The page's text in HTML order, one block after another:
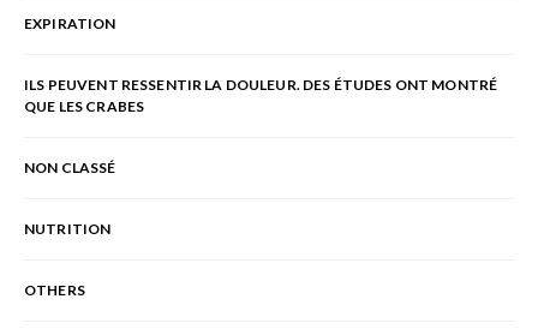
EXPIRATION
ILS PEUVENT RESSENTIR LA DOULEUR. DES ÉTUDES ONT MONTRÉ
QUE LES CRABES
NON CLASSÉ
NUTRITION
OTHERS